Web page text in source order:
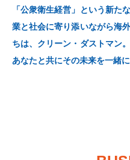
「公衆衛生経営」という新た
業と社会に寄り添いながら海
ちは、クリーン・ダストマン
あなたと共にその未来を一緒